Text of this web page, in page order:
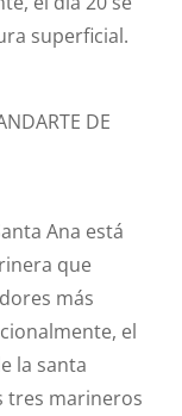
superficial.
DE
Ana está
que
más
el
la santa
tres marineros